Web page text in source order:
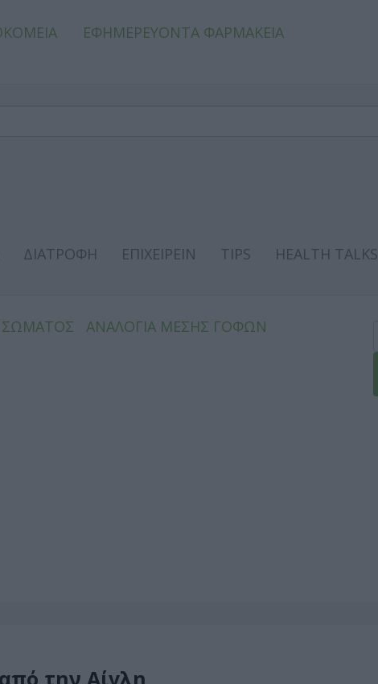
ΕΦΗΜΕΡΕΥΟΝΤΑ ΦΑΡΜΑΚΕΙΑ
ΔΙΑΤΡΟΦΗ ΕΠΙΧΕΙΡΕΙΝ TIPS
HEALTH TALKS
ΣΩΜΑΤΟΣ
ΑΝΑΛΟΓΙΑ ΜΕΣΗΣ ΓΟΦΩΝ
την Αίγλη